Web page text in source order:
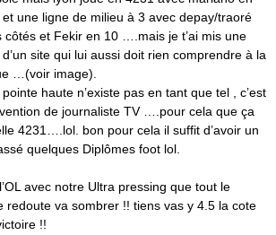
et une ligne de milieu à 3 avec depay/traoré
côtés et Fekir en 10 ….mais je t’ai mis une
site qui lui aussi doit rien comprendre à la
…(voir image).
haute n’existe pas en tant que tel , c’est
de journaliste TV ….pour cela que ça
4231….lol. bon pour cela il suffit d’avoir un
quelques Diplômes foot lol.
avec notre Ultra pressing que tout le
redoute va sombrer !! tiens vas y 4.5 la cote
!!